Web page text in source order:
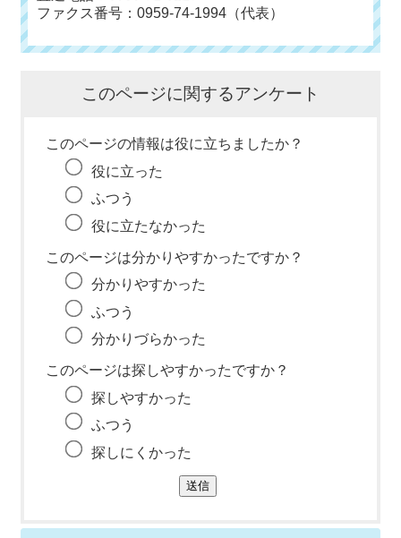
ファクス番号：0959-74-1994（代表）
このページに関するアンケート
このページの情報は役に立ちましたか？
役に立った
ふつう
役に立たなかった
このページは分かりやすかったですか？
分かりやすかった
ふつう
分かりづらかった
このページは探しやすかったですか？
探しやすかった
ふつう
探しにくかった